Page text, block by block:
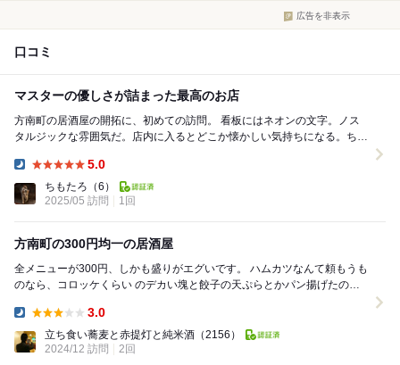
広告を非表示
口コミ
マスターの優しさが詰まった最高のお店
方南町の居酒屋の開拓に、初めての訪問。 看板にはネオンの文字。ノス
タルジックな雰囲気だ。店内に入るとどこか懐かしい気持ちになる。ちょ
5.0
ちもたろ （6）
2025/05 訪問
1回
方南町の300円均一の居酒屋
全メニューが300円、しかも盛りがエグいです。 ハムカツなんて頼もうも
のなら、コロッケくらい のデカい塊と餃子の天ぷらとかパン揚げたのと
3.0
立ち食い蕎麦と赤提灯と純米酒 （2156）
2024/12 訪問
2回